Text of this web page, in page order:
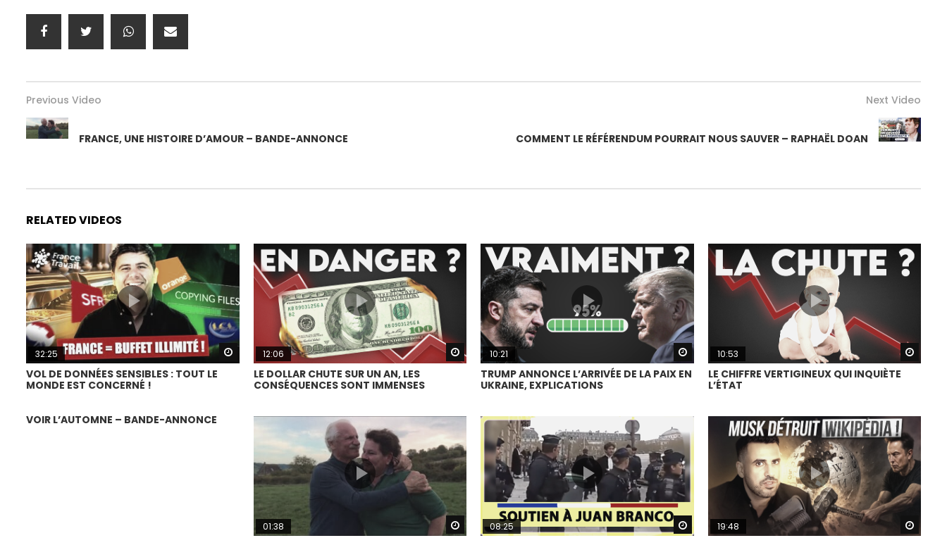
Previous Video
FRANCE, UNE HISTOIRE D’AMOUR – BANDE-ANNONCE
Next Video
COMMENT LE RÉFÉRENDUM POURRAIT NOUS SAUVER – RAPHAËL DOAN
RELATED VIDEOS
Watch Later
32:25
VOL DE DONNÉES SENSIBLES : TOUT LE
MONDE EST CONCERNÉ !
Watch Later
12:06
LE DOLLAR CHUTE SUR UN AN, LES
CONSÉQUENCES SONT IMMENSES
Watch Later
10:21
TRUMP ANNONCE L’ARRIVÉE DE LA PAIX EN
UKRAINE, EXPLICATIONS
10:53
LE CHIFFRE VERTIGINEUX QUI INQUIÈTE
L’ÉTAT
VOIR L’AUTOMNE – BANDE-ANNONCE
Watch Later
01:38 Watch Later
08:25 19:48